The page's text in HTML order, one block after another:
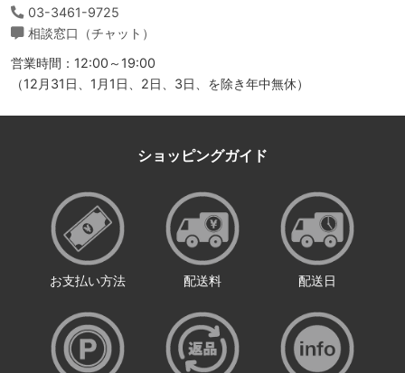
03-3461-9725
相談窓口（チャット）
営業時間：12:00～19:00
（12月31日、1月1日、2日、3日、を除き年中無休）
ショッピングガイド
お支払い方法 配送料 配送日